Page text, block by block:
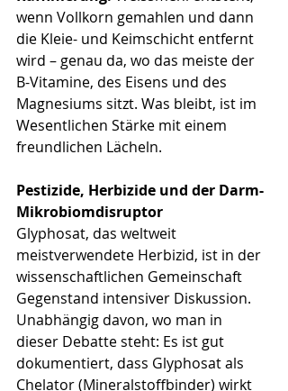
wenn Vollkorn gemahlen und dann
die Kleie- und Keimschicht entfernt
wird – genau da, wo das meiste der
B-Vitamine, des Eisens und des
Magnesiums sitzt. Was bleibt, ist im
Wesentlichen Stärke mit einem
freundlichen Lächeln.
Pestizide, Herbizide und der Darm-
Mikrobiomdisruptor
Glyphosat, das weltweit
meistverwendete Herbizid, ist in der
wissenschaftlichen Gemeinschaft
Gegenstand intensiver Diskussion.
Unabhängig davon, wo man in
dieser Debatte steht: Es ist gut
dokumentiert, dass Glyphosat als
Chelator (Mineralstoffbinder) wirkt